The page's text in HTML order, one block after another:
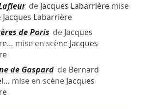
de Jacques Labarrièremise
Jacques Labarrière
de Paris de Jacques
… mise en scène Jacques
de Gaspardde Bernard
… mise en scène Jacques